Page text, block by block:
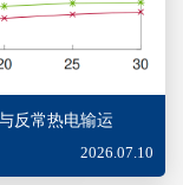
反常热电输运
2026.07.10